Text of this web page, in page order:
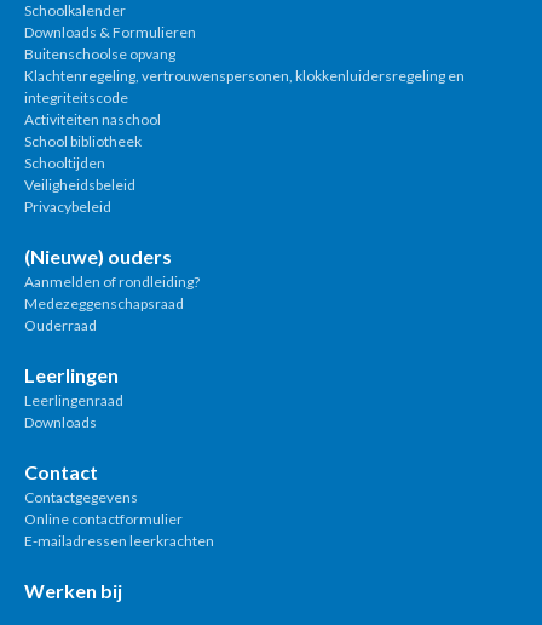
Schoolkalender
Downloads & Formulieren
Buitenschoolse opvang
Klachtenregeling, vertrouwenspersonen, klokkenluidersregeling en
integriteitscode
Activiteiten naschool
School bibliotheek
Schooltijden
Veiligheidsbeleid
Privacybeleid
(Nieuwe) ouders
Aanmelden of rondleiding?
Medezeggenschapsraad
Ouderraad
Leerlingen
Leerlingenraad
Downloads
Contact
Contactgegevens
Online contactformulier
E-mailadressen leerkrachten
Werken bij